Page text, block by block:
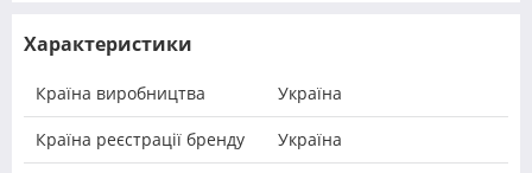
Характеристики
Країна виробництва Україна
Країна реєстрації бренду Україна